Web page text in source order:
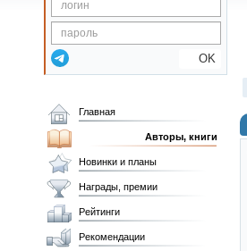
OK
Главная
Авторы, книги
Новинки и планы
Награды, премии
Рейтинги
Рекомендации